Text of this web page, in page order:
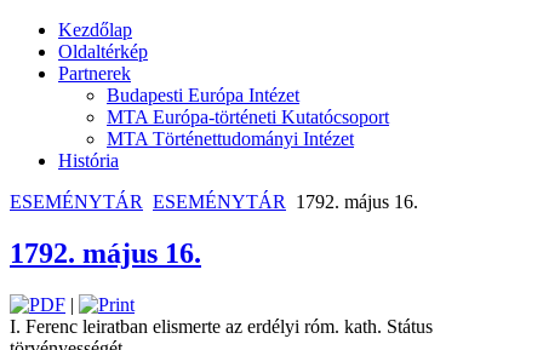
Kezdőlap
Oldaltérkép
Partnerek
Budapesti Európa Intézet
MTA Európa-történeti Kutatócsoport
MTA Történettudományi Intézet
História
ESEMÉNYTÁR ESEMÉNYTÁR 1792. május 16.
1792. május 16.
|
I. Ferenc leiratban elismerte az erdélyi róm. kath. Státus